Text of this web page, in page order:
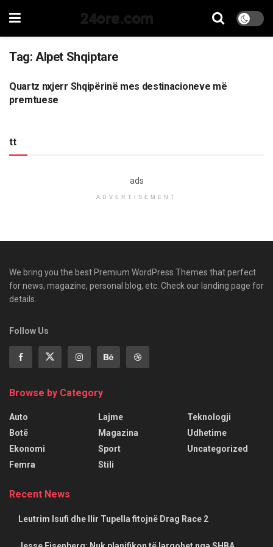
24ore.com
Tag: Alpet Shqiptare
BOTË
Quartz nxjerr Shqipërinë mes destinacioneve më
premtuese
tt
ads
ADVERTISEMENT
We bring you the best Premium WordPress Themes that perfect
for news, magazine, personal blog, etc. Check our landing page for
details.
Follow Us
Browse by Category
Auto
Botë
Ekonomi
Femra
Lajme
Magazina
Sport
Stili
Teknologji
Udhetime
Uncategorized
Recent News
Leutrim Isufi dhe Ilir Tupella fitojnë Drag Race 2